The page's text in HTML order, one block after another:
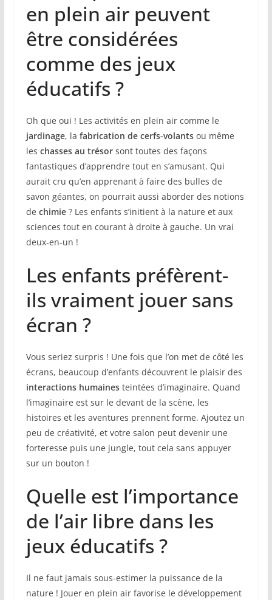
en plein air peuvent
être considérées
comme des jeux
éducatifs ?
Oh que oui ! Les activités en plein air comme le
jardinage, la fabrication de cerfs-volantsou même
les chasses au trésorsont toutes des façons
fantastiques d’apprendre tout en s’amusant. Qui
aurait cru qu’en apprenant à faire des bulles de
savon géantes, on pourrait aussi aborder des notions
de chimie? Les enfants s’initient à la nature et aux
sciences tout en courant à droite à gauche. Un vrai
deux-en-un !
Les enfants préfèrent-
ils vraiment jouer sans
écran ?
Vous seriez surpris ! Une fois que l’on met de côté les
écrans, beaucoup d’enfants découvrent le plaisir des
interactions humainesteintées d’imaginaire. Quand
l’imaginaire est sur le devant de la scène, les
histoires et les aventures prennent forme. Ajoutez un
peu de créativité, et votre salon peut devenir une
forteresse puis une jungle, tout cela sans appuyer
sur un bouton !
Quelle est l’importance
de l’air libre dans les
jeux éducatifs ?
Il ne faut jamais sous-estimer la puissance de la
nature ! Jouer en plein air favorise le développement